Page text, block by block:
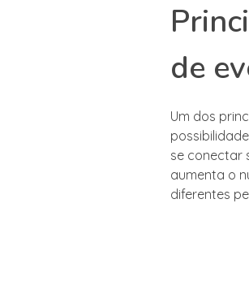
de
Um dos
se conectar
aumenta o
diferentes